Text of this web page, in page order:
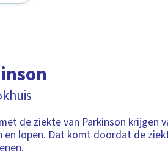
de ziekte van Parkinson krijgen
en lopen. Dat komt doordat de